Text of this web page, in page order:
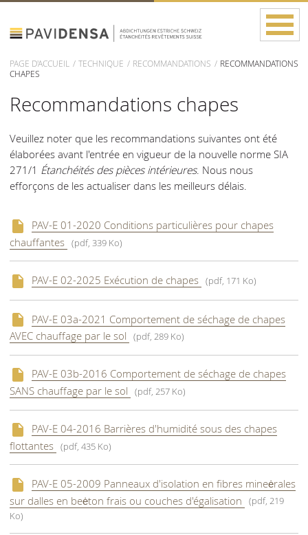
PAGE D'ACCUEIL TECHNIQUE RECOMMANDATIONS
RECOMMANDATIONS
CHAPES
Recommandations chapes
Veuillez noter que les recommandations suivantes ont été
élaborées avant l'entrée en vigueur de la nouvelle norme SIA
271/1 Étanchéités des pièces intérieures. Nous nous
efforçons de les actualiser dans les meilleurs délais.
PAV-E 01-2020 Conditions particulières pour chapes
chauffantes
(pdf, 339 Ko)
PAV-E 02-2025 Exécution de chapes (pdf, 171 Ko)
PAV-E 03a-2021 Comportement de séchage de chapes
AVEC chauffage par le sol
(pdf, 289 Ko)
PAV-E 03b-2016 Comportement de séchage de chapes
SANS chauffage par le sol
(pdf, 257 Ko)
PAV-E 04-2016 Barrières d'humidité sous des chapes
flottantes
(pdf, 435 Ko)
PAV-E 05-2009 Panneaux d'isolation en fibres mineėrales
sur dalles en beėton frais ou couches d'égalisation
(pdf, 219
Ko)